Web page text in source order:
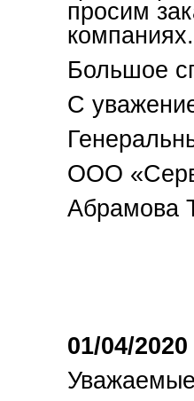
просим
компаниях.
Большое
С
ООО
Абрамова
01/04/2020